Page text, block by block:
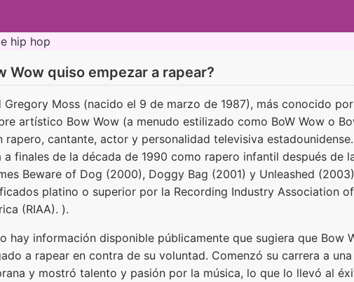
hip hop
Wow quiso empezar a rapear?
Gregory Moss (nacido el 9 de marzo de 1987), más conocido
artístico Bow Wow (a menudo estilizado como BoW Wow o
rapero, cantante, actor y personalidad televisiva
a finales de la década de 1990 como rapero infantil después de
Beware of Dog (2000), Doggy Bag (2001) y Unleashed
platino o superior por la Recording Industry Association of
(RIAA). ).
hay información disponible públicamente que sugiera que Bow
a rapear en contra de su voluntad. Comenzó su carrera a
y mostró talento y pasión por la música, lo que lo llevó al